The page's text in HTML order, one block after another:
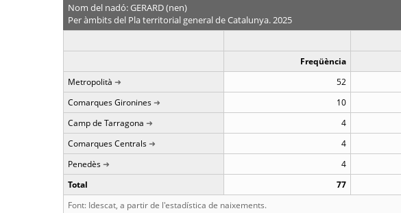
Nom del nadó: GERARD (nen)
Per àmbits del Pla territorial general de Catalunya. 2025
Freqüència
Metropolità
52
Comarques Gironines
10
Camp de Tarragona
4
Comarques Centrals
4
Penedès
4
Total
77
Font: Idescat, a partir de l'estadística de naixements.